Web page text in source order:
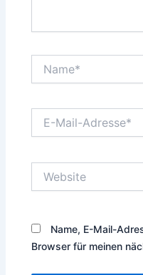
Mail-
Name, E-Mail-
Browser für meinen